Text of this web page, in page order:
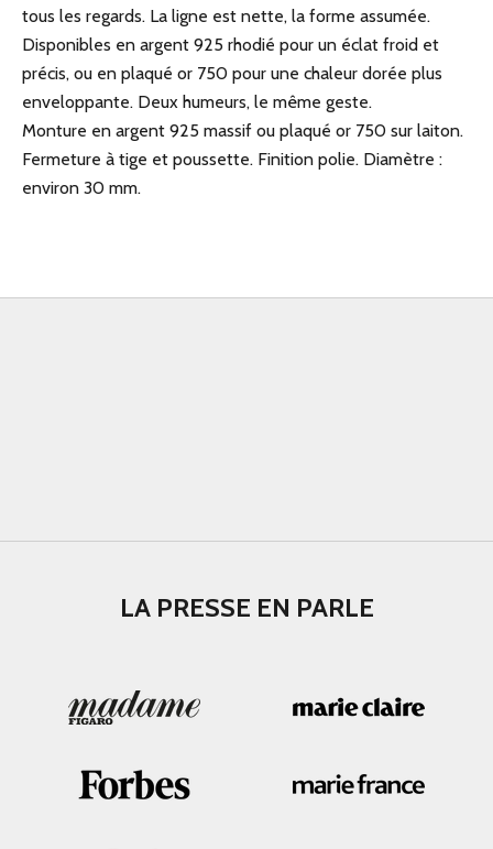
tous les regards. La ligne est nette, la forme assumée.
Disponibles en argent 925 rhodié pour un éclat froid et
précis, ou en plaqué or 750 pour une chaleur dorée plus
enveloppante. Deux humeurs, le même geste.
Monture en argent 925 massif ou plaqué or 750 sur laiton.
Fermeture à tige et poussette. Finition polie. Diamètre :
environ 30 mm.
LA PRESSE EN PARLE